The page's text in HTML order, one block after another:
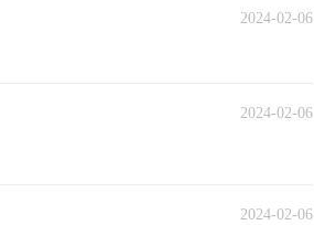
2024-02-06
2024-02-06
2024-02-06